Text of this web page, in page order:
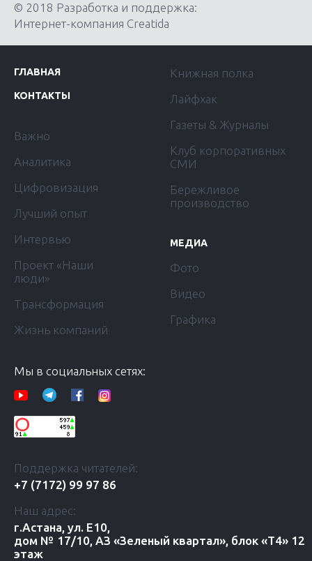
© 2018 Разработка и поддержка:
Интернет-компания Creatida
ГЛАВНАЯ
КОНТАКТЫ
Важно
Аналитика
Цифровизация
Лучший опыт
Интервью
Проект «Наши
люди»
Трансформация
Жизнь компаний
Книжная полка
Лайфхак
Газеты & Журналы
Клуб корпоративных
СМИ
Бережливое
производство
МЕДИА
Фото
Видео
Графика
Мы в социальных сетях:
Поддержка читателей:
+7 (7172) 99 97 86
Наш адрес:
г.Астана, ул. Е10,
дом № 17/10, АЗ «Зеленый квартал», блок «Т4» 12
этаж